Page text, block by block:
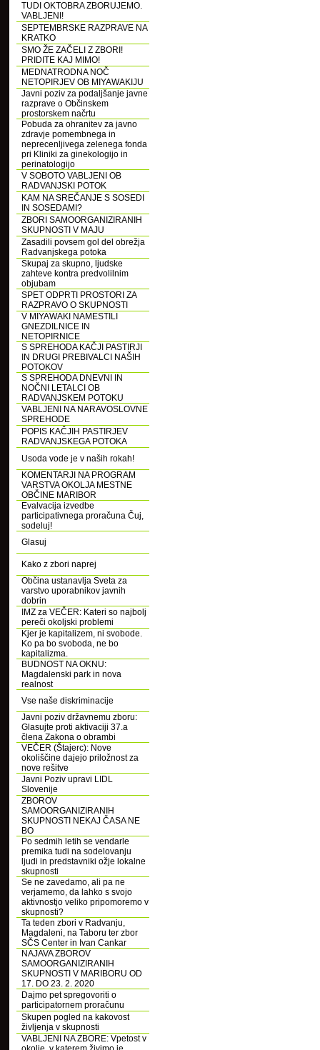
TUDI OKTOBRA ZBORUJEMO.
VABLJENI!
SEPTEMBRSKE RAZPRAVE NA
KRATKO
SMO ŽE ZAČELI Z ZBORI!
PRIDITE KAJ MIMO!
MEDNATRODNA NOČ
NETOPIRJEV OB MIYAWAKIJU
Javni poziv za podaljšanje javne
razprave o Občinskem
prostorskem načrtu
Pobuda za ohranitev za javno
zdravje pomembnega in
neprecenljivega zelenega fonda
pri Kliniki za ginekologijo in
perinatologijo
V SOBOTO VABLJENI OB
RADVANJSKI POTOK
KAM NA SREČANJE S SOSEDI
IN SOSEDAMI?
ZBORI SAMOORGANIZIRANIH
SKUPNOSTI V MAJU
Zasadili povsem gol del obrežja
Radvanjskega potoka
Skupaj za skupno, ljudske
zahteve kontra predvolilnim
objubam
SPET ODPRTI PROSTORI ZA
RAZPRAVO O SKUPNOSTI
V MIYAWAKI NAMESTILI
GNEZDILNICE IN
NETOPIRNICE
S SPREHODA KAČJI PASTIRJI
IN DRUGI PREBIVALCI NAŠIH
POTOKOV
S SPREHODA DNEVNI IN
NOČNI LETALCI OB
RADVANJSKEM POTOKU
VABLJENI NA NARAVOSLOVNE
SPREHODE
POPIS KAČJIH PASTIRJEV
RADVANJSKEGA POTOKA
Usoda vode je v naših rokah!
KOMENTARJI NA PROGRAM
VARSTVA OKOLJA MESTNE
OBČINE MARIBOR
Evalvacija izvedbe
participativnega proračuna Čuj,
sodeluj!
Glasuj
Kako z zbori naprej
Občina ustanavlja Sveta za
varstvo uporabnikov javnih
dobrin
IMZ za VEČER: Kateri so najbolj
pereči okoljski problemi
Kjer je kapitalizem, ni svobode.
Ko pa bo svoboda, ne bo
kapitalizma.
BUDNOST NA OKNU:
Magdalenski park in nova
realnost
Vse naše diskriminacije
Javni poziv državnemu zboru:
Glasujte proti aktivaciji 37.a
člena Zakona o obrambi
VEČER (Štajerc): Nove
okoliščine dajejo priložnost za
nove rešitve
Javni Poziv upravi LIDL
Slovenije
ZBOROV
SAMOORGANIZIRANIH
SKUPNOSTI NEKAJ ČASA NE
BO
Po sedmih letih se vendarle
premika tudi na sodelovanju
ljudi in predstavniki ožje lokalne
skupnosti
Se ne zavedamo, ali pa ne
verjamemo, da lahko s svojo
aktivnostjo veliko pripomoremo v
skupnosti?
Ta teden zbori v Radvanju,
Magdaleni, na Taboru ter zbor
SČS Center in Ivan Cankar
NAJAVA ZBOROV
SAMOORGANIZIRANIH
SKUPNOSTI V MARIBORU OD
17. DO 23. 2. 2020
Dajmo pet spregovoriti o
participatornem proračunu
Skupen pogled na kakovost
življenja v skupnosti
VABLJENI NA ZBORE: Vpetost v